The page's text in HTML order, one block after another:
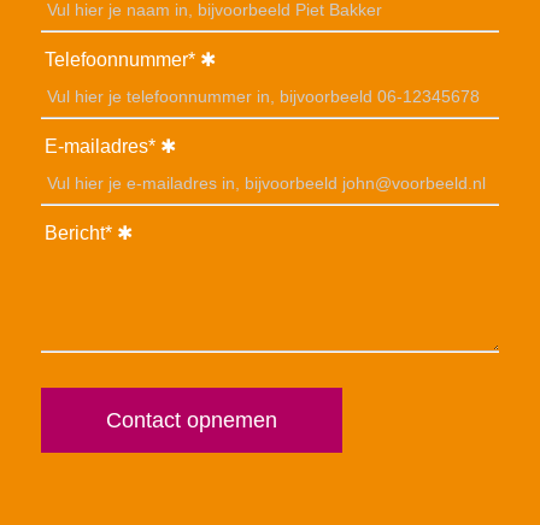
Telefoonnummer*
E-mailadres*
Bericht*